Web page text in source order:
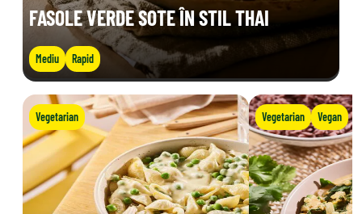
FASOLE VERDE SOTE ÎN STIL THAI
Mediu Rapid
Vegetarian Vegetarian Vegan